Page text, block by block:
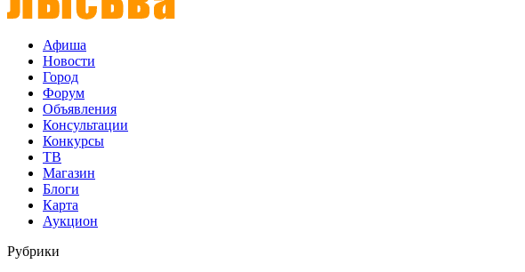
Афиша
Новости
Город
Форум
Объявления
Консультации
Конкурсы
ТВ
Магазин
Блоги
Карта
Аукцион
Рубрики